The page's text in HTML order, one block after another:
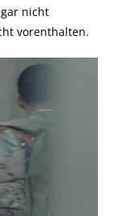
nicht
vorenthalten.